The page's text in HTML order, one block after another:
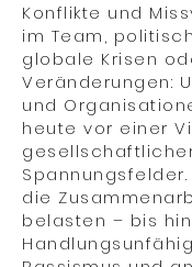
Konflikte und
im Team,
globale Krisen
Veränderungen:
und
heute vor einer
die
belasten – bis